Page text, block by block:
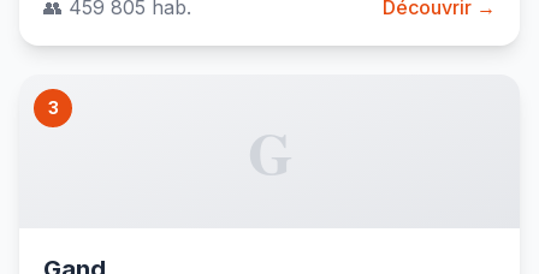
👥 459 805 hab. Découvrir →
3
G